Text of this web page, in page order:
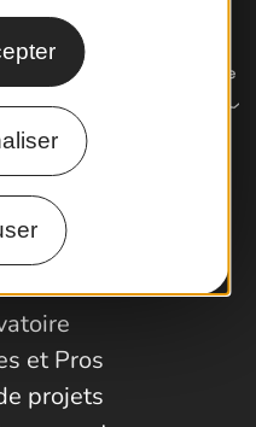
?
Pro
et Pros
projets